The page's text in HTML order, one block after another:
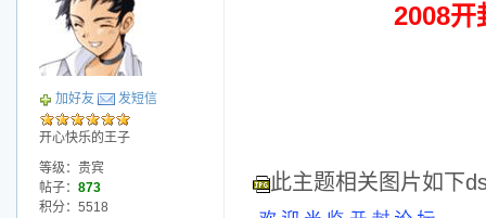
加好友 发短信
开心快乐的王子
等级：贵宾
帖子： 873
积分：5518
2008开
此主题相关图片如下